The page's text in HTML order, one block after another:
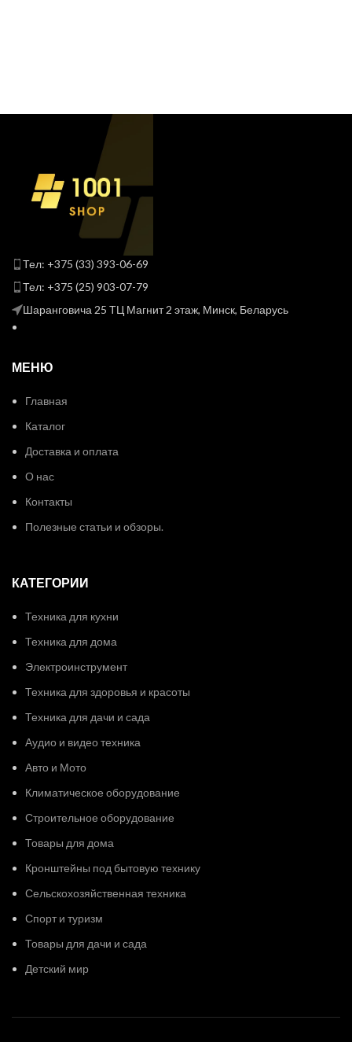
Тел: +375 (33) 393-06-69
Тел: +375 (25) 903-07-79
Шаранговича 25 ТЦ Магнит 2 этаж, Минск, Беларусь
МЕНЮ
Главная
Каталог
Доставка и оплата
О нас
Контакты
Полезные статьи и обзоры.
КАТЕГОРИИ
Техника для кухни
Техника для дома
Электроинструмент
Техника для здоровья и красоты
Техника для дачи и сада
Аудио и видео техника
Авто и Мото
Климатическое оборудование
Строительное оборудование
Товары для дома
Кронштейны под бытовую технику
Сельскохозяйственная техника
Спорт и туризм
Товары для дачи и сада
Детский мир